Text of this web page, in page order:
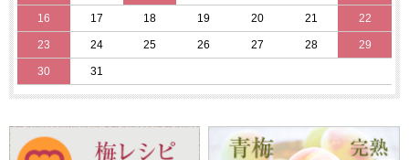
16 17 18 19 20 21 22
23 24 25 26 27 28 29
30 31